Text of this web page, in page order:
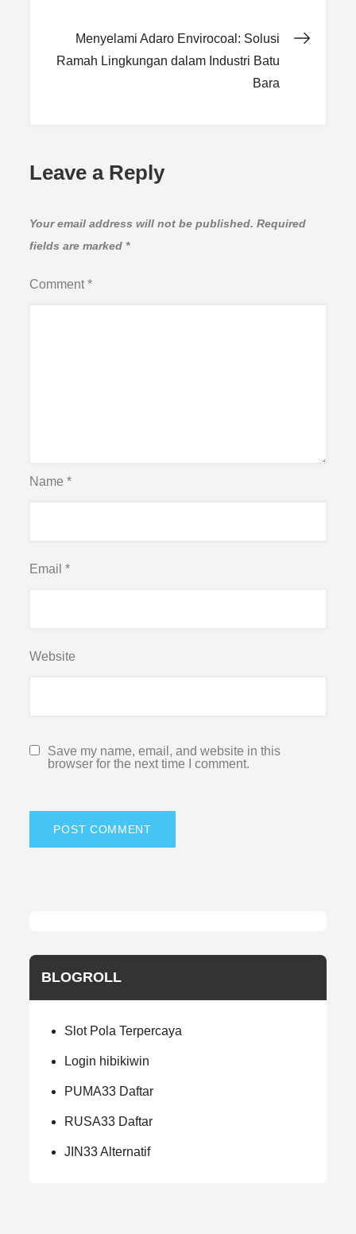
Menyelami Adaro Envirocoal: Solusi
Ramah Lingkungan dalam Industri Batu
Bara
Leave a Reply
Your email address will not be published. Required
fields are marked *
Comment*
Name*
Email*
Website
Save my name, email, and website in this
browser for the next time I comment.
BLOGROLL
Slot Pola Terpercaya
Login hibikiwin
PUMA33 Daftar
RUSA33 Daftar
JIN33 Alternatif